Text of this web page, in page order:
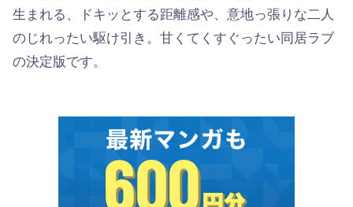
生まれる、ドキッとする距離感や、意地っ張りな二人
のじれったい駆け引き。甘くてくすぐったい同居ラブ
の決定版です。